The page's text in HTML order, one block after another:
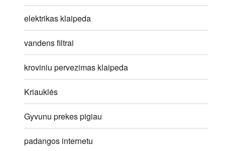
elektrikas klaipeda
vandens filtrai
kroviniu pervezimas klaipeda
Kriauklės
Gyvunu prekes pigiau
padangos internetu